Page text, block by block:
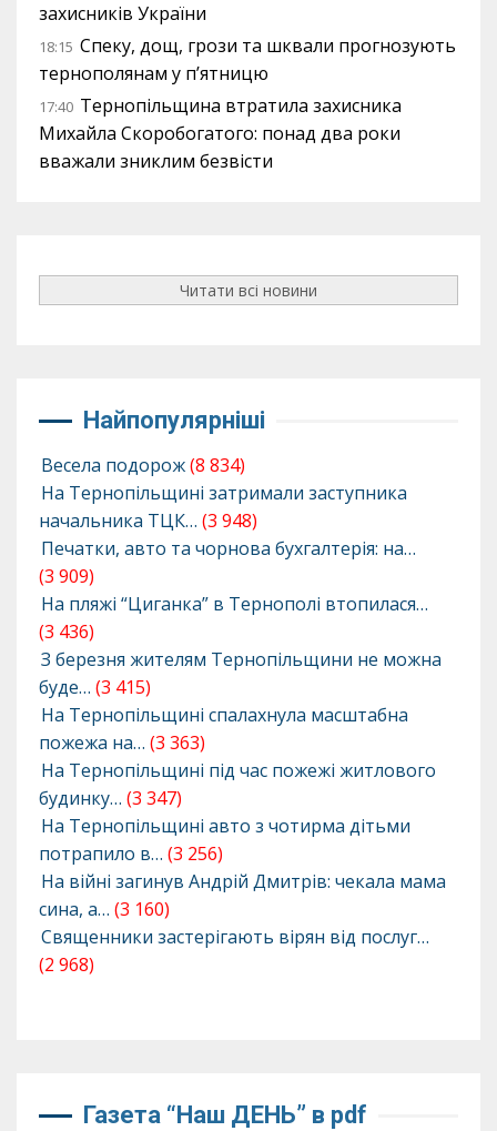
захисників України
18:15 Спеку, дощ, грози та шквали прогнозують
тернополянам у п’ятницю
17:40 Тернопільщина втратила захисника
Михайла Скоробогатого: понад два роки
вважали зниклим безвісти
Читати всі новини
Найпопулярніші
Весела подорож(8 834)
На Тернопільщині затримали заступника
начальника ТЦК… (3 948)
Печатки, авто та чорнова бухгалтерія: на…
(3 909)
На пляжі “Циганка” в Тернополі втопилася…
(3 436)
З березня жителям Тернопільщини не можна
буде… (3 415)
На Тернопільщині спалахнула масштабна
пожежа на… (3 363)
На Тернопільщині під час пожежі житлового
будинку… (3 347)
На Тернопільщині авто з чотирма дітьми
потрапило в… (3 256)
На війні загинув Андрій Дмитрів: чекала мама
сина, а… (3 160)
Священники застерігають вірян від послуг…
(2 968)
Газета “Наш ДЕНЬ” в pdf